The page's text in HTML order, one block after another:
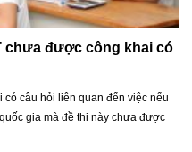
chưa được công khai có
câu hỏi liên quan đến việc nếu
gia mà đề thi này chưa được